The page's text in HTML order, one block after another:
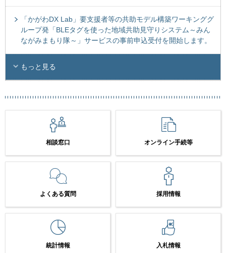
「かがわDX Lab」要支援者等の共助モデル構築ワーキンググ
ループ発「BLEタグを使った地域共助見守りシステム～みん
ながみまもり隊～」サービスの事前申込受付を開始します。
もっと見る
相談窓口 オンライン手続等
よくある質問 採用情報
統計情報 入札情報